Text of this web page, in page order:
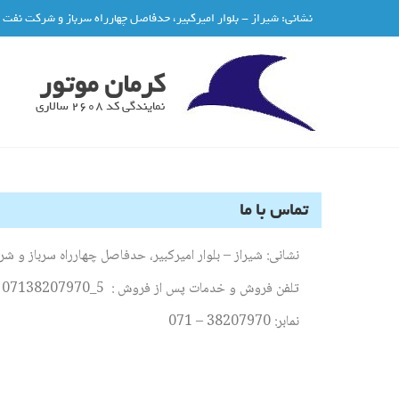
نشانی: شیراز - بلوار امیرکبیر، حدفاصل چهارراه سرباز و شرکت نفت
کرمان موتور
نمایندگی کد 2608 سالاری
تماس با ما
نشانی: شیراز – بلوار امیرکبیر، حدفاصل چهارراه سرباز و
تلفن فروش و خدمات پس از فروش : 5_07138207970
نمابر: 38207970 – 071